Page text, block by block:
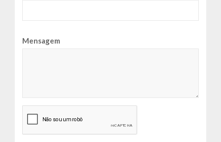
Mensagem